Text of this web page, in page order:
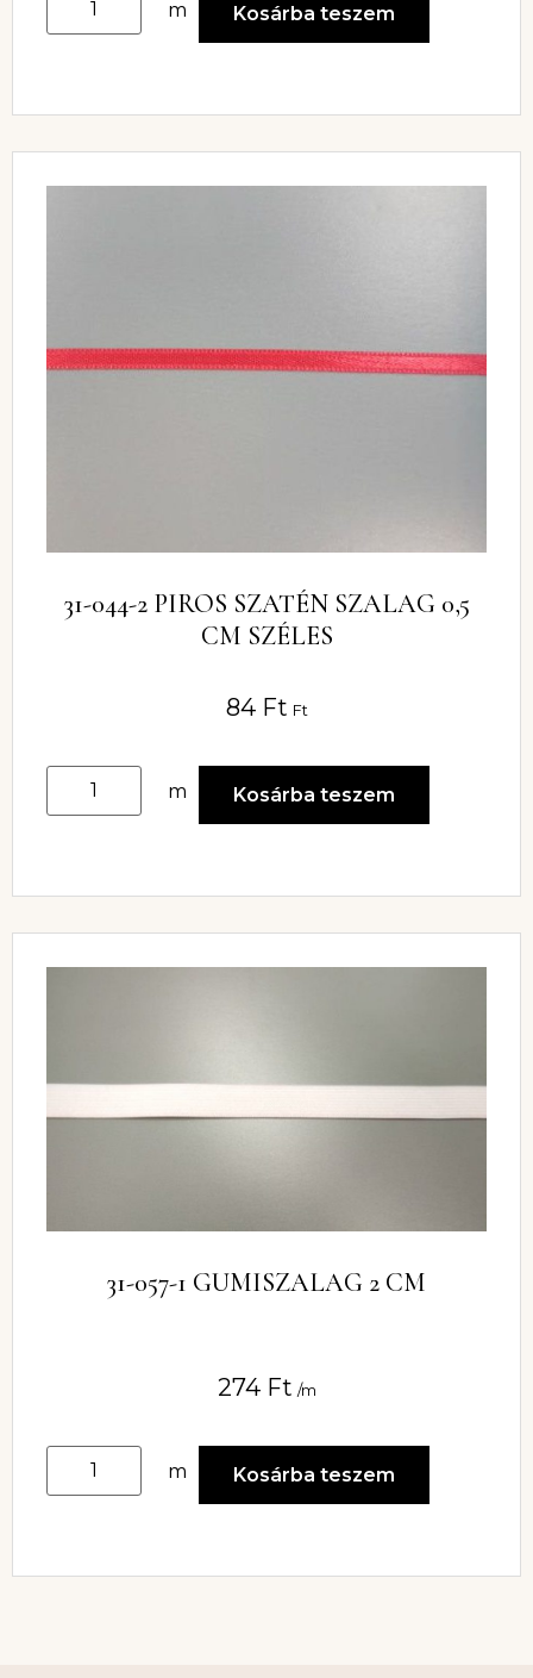
m Kosárba teszem
31-044-2 PIROS SZATÉN SZALAG 0,5
CM SZÉLES
84 Ft Ft
m Kosárba teszem
31-057-1 GUMISZALAG 2 CM
274 Ft /m
m Kosárba teszem